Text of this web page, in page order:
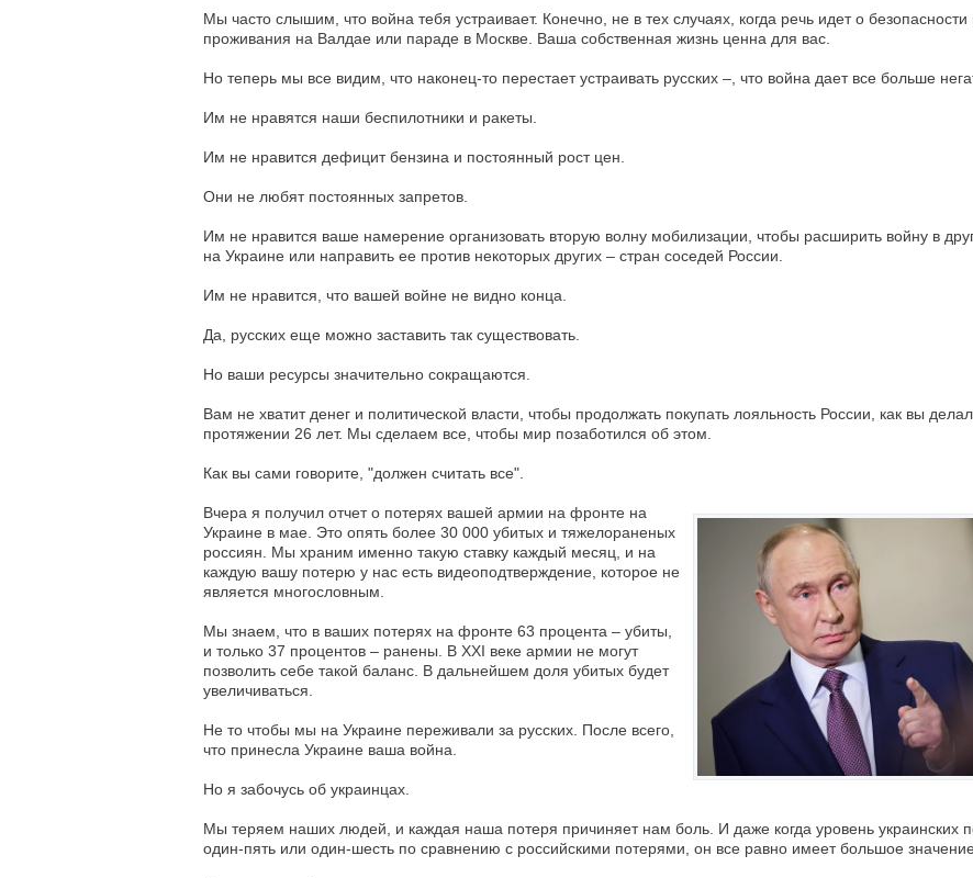
Мы часто слышим, что война тебя устраивает. Конечно, не в тех случаях, когда речь идет о безопасности
проживания на Валдае или параде в Москве. Ваша собственная жизнь ценна для вас.
Но теперь мы все видим, что наконец-то перестает устраивать русских –, что война дает все больше
Им не нравятся наши беспилотники и ракеты.
Им не нравится дефицит бензина и постоянный рост цен.
Они не любят постоянных запретов.
Им не нравится ваше намерение организовать вторую волну мобилизации, чтобы расширить войну в
на Украине или направить ее против некоторых других – стран соседей России.
Им не нравится, что вашей войне не видно конца.
Да, русских еще можно заставить так существовать.
Но ваши ресурсы значительно сокращаются.
Вам не хватит денег и политической власти, чтобы продолжать покупать лояльность России, как вы
протяжении 26 лет. Мы сделаем все, чтобы мир позаботился об этом.
Как вы сами говорите, "должен считать все".
Вчера я получил отчет о потерях вашей армии на фронте на
Украине в мае. Это опять более 30 000 убитых и тяжелораненых
россиян. Мы храним именно такую ставку каждый месяц, и на
каждую вашу потерю у нас есть видеоподтверждение, которое не
является многословным.
Мы знаем, что в ваших потерях на фронте 63 процента – убиты,
и только 37 процентов – ранены. В XXI веке армии не могут
позволить себе такой баланс. В дальнейшем доля убитых будет
увеличиваться.
Не то чтобы мы на Украине переживали за русских. После всего,
что принесла Украине ваша война.
Но я забочусь об украинцах.
Мы теряем наших людей, и каждая наша потеря причиняет нам боль. И даже когда уровень украинских
один-пять или один-шесть по сравнению с российскими потерями, он все равно имеет большое